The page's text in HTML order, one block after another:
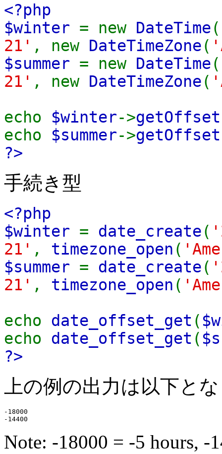
<?php
$winter = new DateTime(
21' , new DateTimeZone(
$summer = new DateTime(
21' , new DateTimeZone(
echo $winter->getOffset
echo $summer->getOffset
?>
手続き型
<?php
$winter = date_create(
21' , timezone_open (
$summer = date_create(
21' , timezone_open (
echo date_offset_get (
echo date_offset_get (
?>
上の例の出力は以下と
-18000
Note: -18000 = -5 hours, -